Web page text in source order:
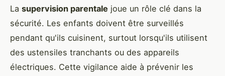
La supervision parentale joue un rôle clé dans la
sécurité. Les enfants doivent être surveillés
pendant qu'ils cuisinent, surtout lorsqu'ils utilisent
des ustensiles tranchants ou des appareils
électriques. Cette vigilance aide à prévenir les